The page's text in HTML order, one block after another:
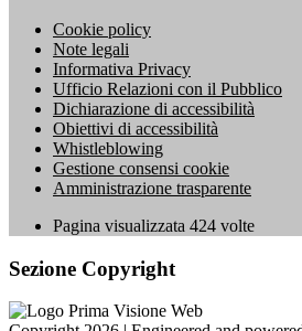
Cookie policy
Note legali
Informativa Privacy
Ufficio Relazioni con il Pubblico
Dichiarazione di accessibilità
Obiettivi di accessibilità
Whistleblowing
Gestione consensi cookie
Amministrazione trasparente
Pagina visualizzata 424 volte
Sezione Copyright